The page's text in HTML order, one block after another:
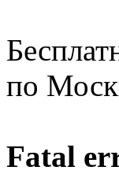
по
Fatal